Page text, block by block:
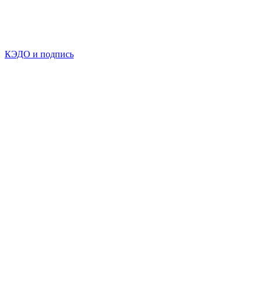
КЭДО и подпись